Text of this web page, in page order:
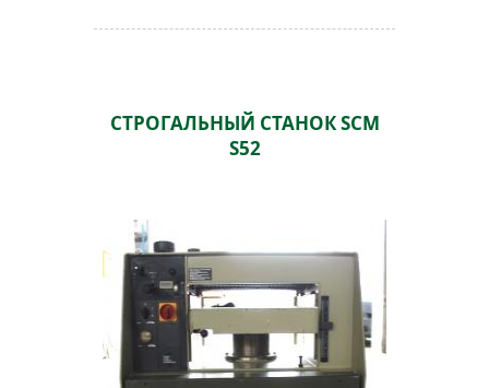
СТРОГАЛЬНЫЙ СТАНОК SCM
S52